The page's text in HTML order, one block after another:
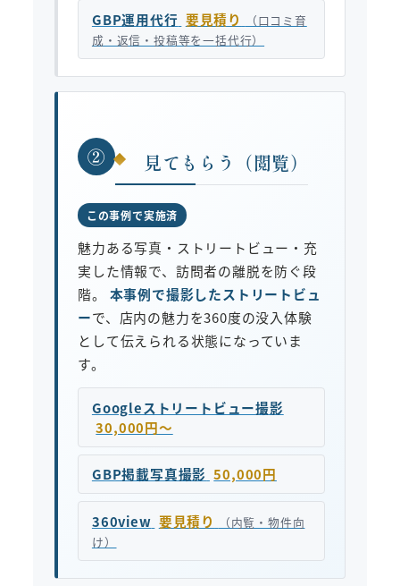
GBP運用代行 要見積り
（口コミ育
成・返信・投稿等を一括代行）
② 見てもらう（閲覧）
この事例で実施済
魅力ある写真・ストリートビュー・充
実した情報で、訪問者の離脱を防ぐ段
階。 本事例で撮影したストリートビュ
ーで、店内の魅力を360度の没入体験
として伝えられる状態になっていま
す。
Googleストリートビュー撮影
30,000円〜
GBP掲載写真撮影 50,000円
360view 要見積り
（内覧・物件向
け）